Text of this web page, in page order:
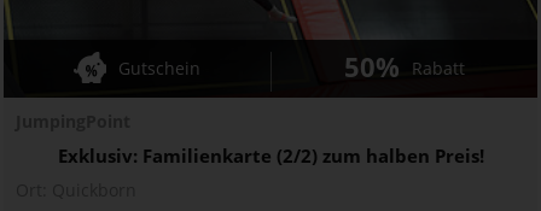
Exklusiv: Familienkarte (2/2) zum halben Preis!
Gutschein 50% Rabatt